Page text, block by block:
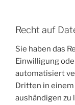
Recht auf
Sie haben das
Einwilligung
automatisiert
Dritten in
aushändigen zu